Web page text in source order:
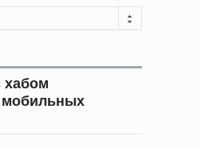
хабом
мобильных